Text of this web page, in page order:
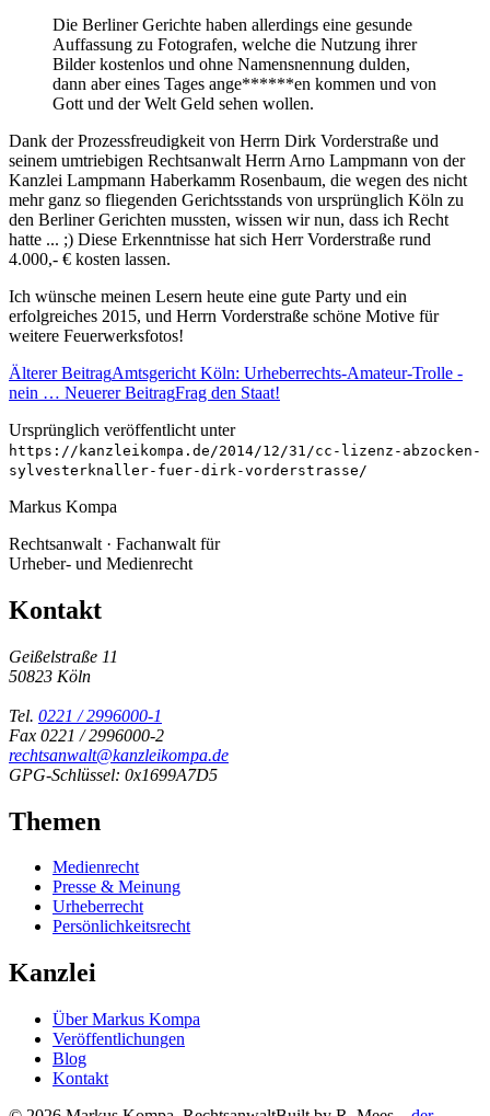
Die Berliner Gerichte haben allerdings eine gesunde
Auffassung zu Fotografen, welche die Nutzung ihrer
Bilder kostenlos und ohne Namensnennung dulden,
dann aber eines Tages ange******en kommen und von
Gott und der Welt Geld sehen wollen.
Dank der Prozessfreudigkeit von Herrn Dirk Vorderstraße und
seinem umtriebigen Rechtsanwalt Herrn Arno Lampmann von der
Kanzlei Lampmann Haberkamm Rosenbaum, die wegen des nicht
mehr ganz so fliegenden Gerichtsstands von ursprünglich Köln zu
den Berliner Gerichten mussten, wissen wir nun, dass ich Recht
hatte ... ;) Diese Erkenntnisse hat sich Herr Vorderstraße rund
4.000,- € kosten lassen.
Ich wünsche meinen Lesern heute eine gute Party und ein
erfolgreiches 2015, und Herrn Vorderstraße schöne Motive für
weitere Feuerwerksfotos!
Älterer BeitragAmtsgericht Köln: Urheberrechts-Amateur-Trolle -
nein … Neuerer BeitragFrag den Staat!
Ursprünglich veröffentlicht unter
https://kanzleikompa.de/2014/12/31/cc-lizenz-abzocken-
sylvesterknaller-fuer-dirk-vorderstrasse/
Markus Kompa
Rechtsanwalt · Fachanwalt für
Urheber- und Medienrecht
Kontakt
Geißelstraße 11
50823 Köln
Tel. 0221 / 2996000-1
Fax 0221 / 2996000-2
rechtsanwalt@kanzleikompa.de
GPG-Schlüssel: 0x1699A7D5
Themen
Medienrecht
Presse & Meinung
Urheberrecht
Persönlichkeitsrecht
Kanzlei
Über Markus Kompa
Veröffentlichungen
Blog
Kontakt